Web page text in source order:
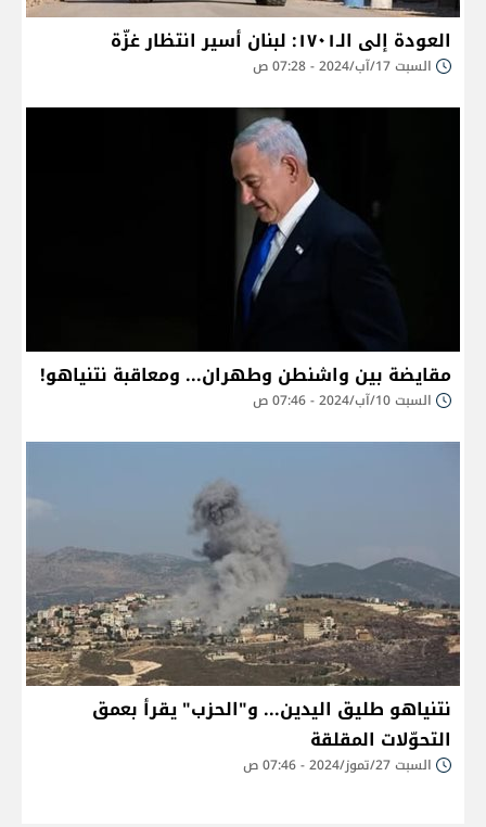
العودة إلى الـ١٧٠١: لبنان أسير انتظار غزّة
السبت 17/آب/2024 - 07:28 ص
مقايضة بين واشنطن وطهران... ومعاقبة نتنياهو!
السبت 10/آب/2024 - 07:46 ص
نتنياهو طليق اليدين... و"الحزب" يقرأ بعمق
التحوّلات المقلقة
السبت 27/تموز/2024 - 07:46 ص